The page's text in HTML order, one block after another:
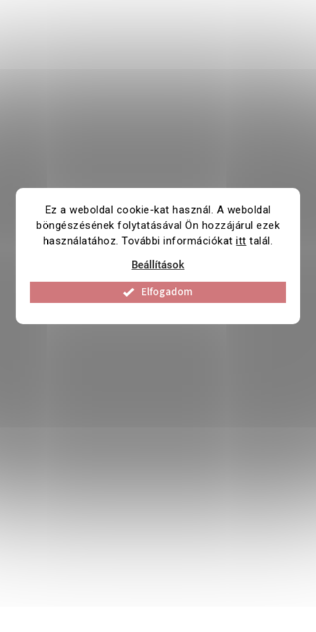
Ez a weboldal cookie-kat használ. A weboldal
böngészésének folytatásával Ön hozzájárul ezek
használatához. További információkatitt talál.
Beállítások
Elfogadom